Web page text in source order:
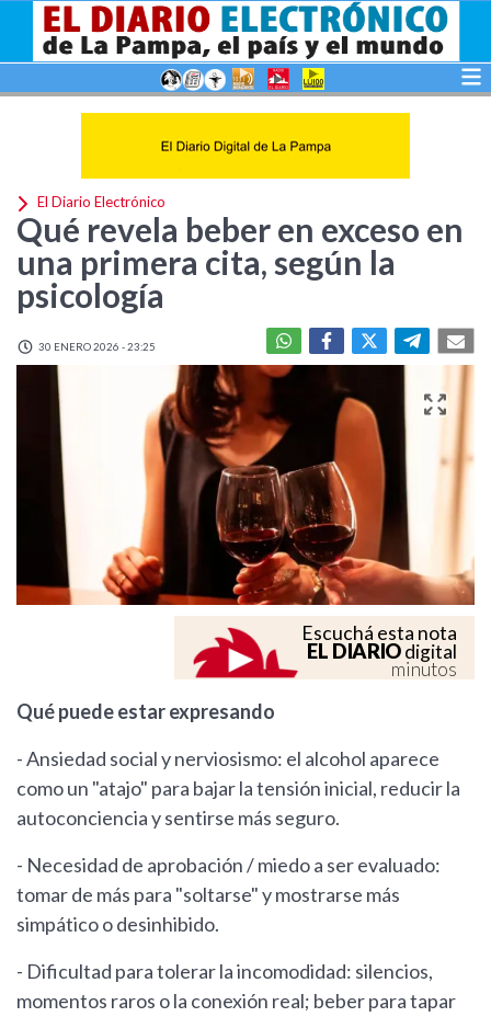
El Diario Electrónico
Qué revela beber en exceso en
una primera cita, según la
psicología
30 ENERO 2026 - 23:25
Escuchá esta nota
EL DIARIOdigital
minutos
Qué puede estar expresando
- Ansiedad social y nerviosismo: el alcohol aparece
como un "atajo" para bajar la tensión inicial, reducir la
autoconciencia y sentirse más seguro.
- Necesidad de aprobación / miedo a ser evaluado:
tomar de más para "soltarse" y mostrarse más
simpático o desinhibido.
- Dificultad para tolerar la incomodidad: silencios,
momentos raros o la conexión real; beber para tapar